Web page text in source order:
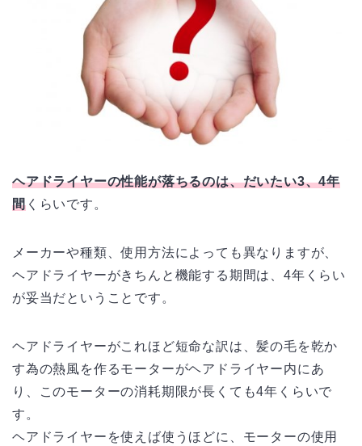
ヘアドライヤーの性能が落ちるのは、だいたい3、4年
間くらいです。
メーカーや種類、使用方法によっても異なりますが、
ヘアドライヤーがきちんと機能する期間は、4年くらい
が妥当だということです。
ヘアドライヤーがこれほど短命な訳は、髪の毛を乾か
す為の熱風を作るモーターがヘアドライヤー内にあ
り、このモーターの消耗期限が長くても4年くらいで
す。
ヘアドライヤーを使えば使うほどに、モーターの使用